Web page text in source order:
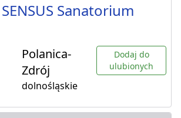
Sanatorium
Polanica-
Zdrój
dolnośląskie
Dodaj do
ulubionych